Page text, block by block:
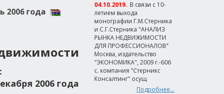
года
2006 года
04.10.2019. В связи с 10-
летием выхода
монографии Г.М.Стерника
и С.Г.Стерника "АНАЛИЗ
РЫНКА НЕДВИЖИМОСТИ
ДЛЯ ПРОФЕССИОНАЛОВ"
Москва, издательство
"ЭКОНОМИКА", 2009 г.-606
с. компания "Стерникс
Консалтинг" осущ
Подробнее...